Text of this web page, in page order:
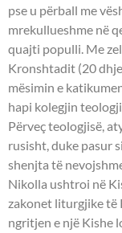
pse u përball me
mrekullueshme në
quajti populli. Me
Kronshtadit (20
mësimin e
hapi kolegjin
Përveç teologjisë,
rusisht, duke pasur
shenjta të
Nikolla ushtroi në
zakonet liturgjike të
ngritjen e një Kishe